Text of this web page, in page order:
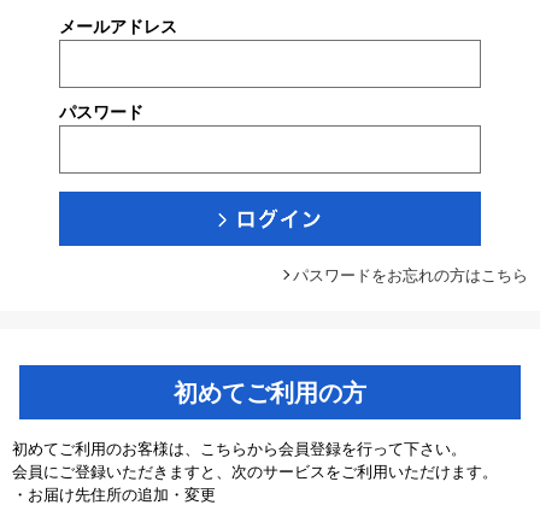
メールアドレス
パスワード
パスワードをお忘れの方はこちら
初めてご利用の方
初めてご利用のお客様は、こちらから会員登録を行って下さい。
会員にご登録いただきますと、次のサービスをご利用いただけます。
・お届け先住所の追加・変更